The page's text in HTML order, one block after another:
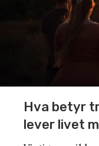
Hva betyr
lever livet